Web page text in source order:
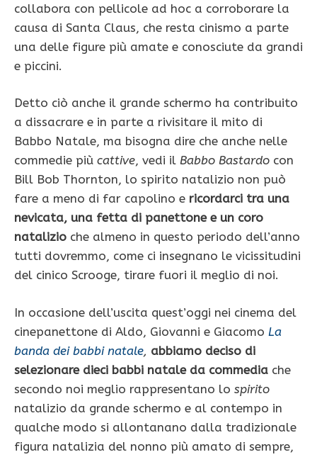
collabora con pellicole ad hoc a corroborare la
causa di Santa Claus, che resta cinismo a parte
una delle figure più amate e conosciute da grandi
e piccini.
Detto ciò anche il grande schermo ha contribuito
a dissacrare e in parte a rivisitare il mito di
Babbo Natale, ma bisogna dire che anche nelle
commedie più cattive, vedi il Babbo Bastardo con
Bill Bob Thornton, lo spirito natalizio non può
fare a meno di far capolino e ricordarci tra una
nevicata, una fetta di panettone e un coro
natalizio che almeno in questo periodo dell’anno
tutti dovremmo, come ci insegnano le vicissitudini
del cinico Scrooge, tirare fuori il meglio di noi.
In occasione dell’uscita quest’oggi nei cinema del
cinepanettone di Aldo, Giovanni e Giacomo La
banda dei babbi natale, abbiamo deciso di
selezionare dieci babbi natale da commedia che
secondo noi meglio rappresentano lo spirito
natalizio da grande schermo e al contempo in
qualche modo si allontanano dalla tradizionale
figura natalizia del nonno più amato di sempre,